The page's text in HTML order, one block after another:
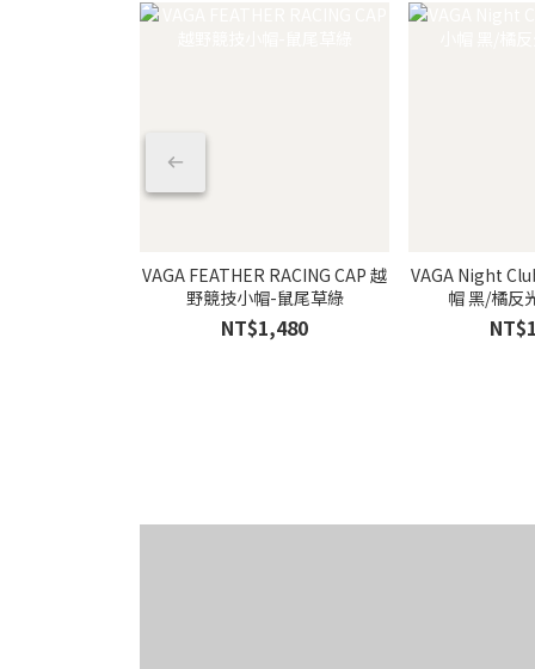
VAGA FEATHER RACING CAP 越
野競技小帽-鼠尾草綠
NT$1,480
VAGA Night
帽 黑/橘